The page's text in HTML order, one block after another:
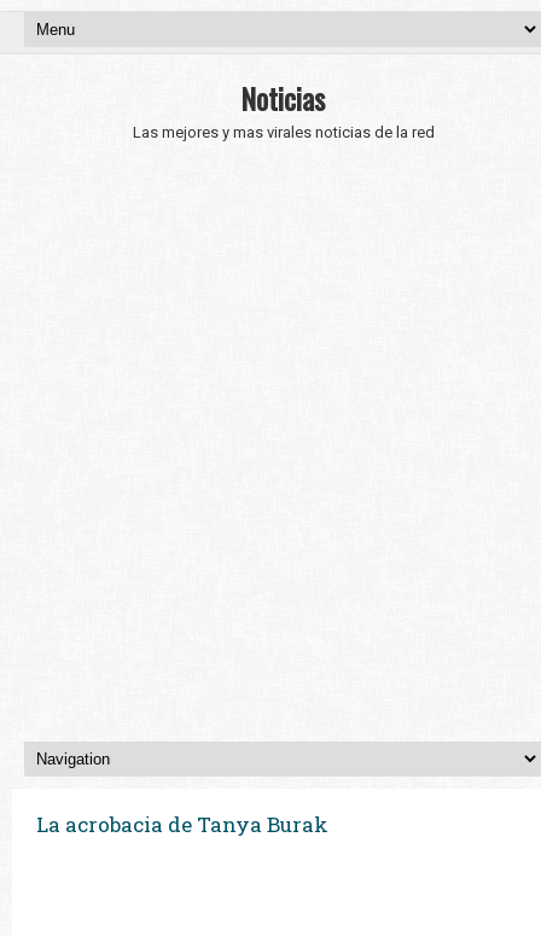
Noticias
Las mejores y mas virales noticias de la red
La acrobacia de Tanya Burak